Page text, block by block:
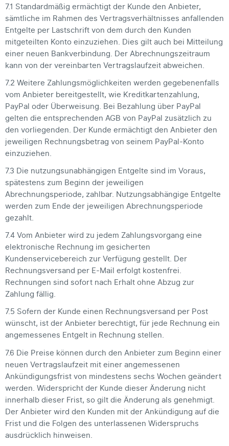
7.1 Standardmäßig ermächtigt der Kunde den Anbieter,
sämtliche im Rahmen des Vertragsverhältnisses anfallenden
Entgelte per Lastschrift von dem durch den Kunden
mitgeteilten Konto einzuziehen. Dies gilt auch bei Mitteilung
einer neuen Bankverbindung. Der Abrechnungszeitraum
kann von der vereinbarten Vertragslaufzeit abweichen.
7.2 Weitere Zahlungsmöglichkeiten werden gegebenenfalls
vom Anbieter bereitgestellt, wie Kreditkartenzahlung,
PayPal oder Überweisung. Bei Bezahlung über PayPal
gelten die entsprechenden AGB von PayPal zusätzlich zu
den vorliegenden. Der Kunde ermächtigt den Anbieter den
jeweiligen Rechnungsbetrag von seinem PayPal-Konto
einzuziehen.
7.3 Die nutzungsunabhängigen Entgelte sind im Voraus,
spätestens zum Beginn der jeweiligen
Abrechnungsperiode, zahlbar. Nutzungsabhängige Entgelte
werden zum Ende der jeweiligen Abrechnungsperiode
gezahlt.
7.4 Vom Anbieter wird zu jedem Zahlungsvorgang eine
elektronische Rechnung im gesicherten
Kundenservicebereich zur Verfügung gestellt. Der
Rechnungsversand per E-Mail erfolgt kostenfrei.
Rechnungen sind sofort nach Erhalt ohne Abzug zur
Zahlung fällig.
7.5 Sofern der Kunde einen Rechnungsversand per Post
wünscht, ist der Anbieter berechtigt, für jede Rechnung ein
angemessenes Entgelt in Rechnung stellen.
7.6 Die Preise können durch den Anbieter zum Beginn einer
neuen Vertragslaufzeit mit einer angemessenen
Ankündigungsfrist von mindestens sechs Wochen geändert
werden. Widerspricht der Kunde dieser Änderung nicht
innerhalb dieser Frist, so gilt die Änderung als genehmigt.
Der Anbieter wird den Kunden mit der Ankündigung auf die
Frist und die Folgen des unterlassenen Widerspruchs
ausdrücklich hinweisen.